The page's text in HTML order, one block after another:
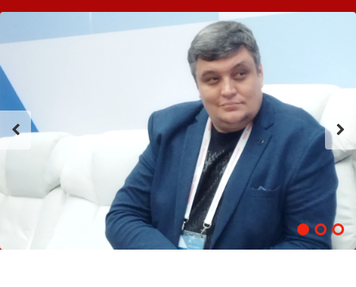
Сведения об
образовательной
CHI
Приемная
комиссия
+7 (831) 262-26-20